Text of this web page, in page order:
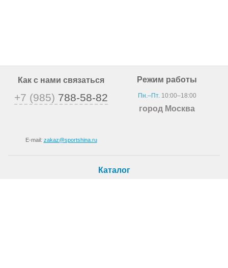
Как с нами связаться
+7 (985) 788-58-82
E-mail: zakaz@sportshina.ru
Режим работы
Пн.–Пт.10:00–18:00
город Москва
Каталог